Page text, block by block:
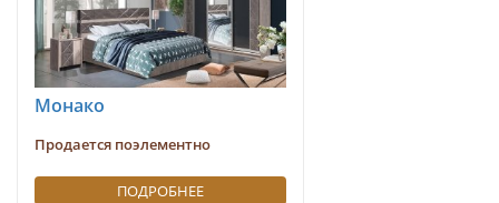
Монако
Продается поэлементно
ПОДРОБНЕЕ